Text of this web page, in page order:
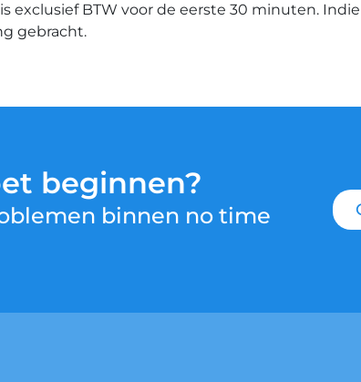
exclusief BTW voor de eerste 30 minuten.
gebracht.
beginnen?
binnen no time